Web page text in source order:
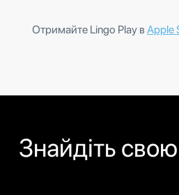
Отримайте Lingo Play в Apple
Знайдіть